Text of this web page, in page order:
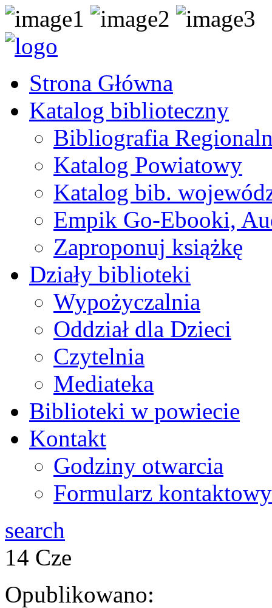
Strona Główna
Katalog biblioteczny
Bibliografia
Katalog Powiatowy
Katalog bib.
Empik Go-Ebooki,
Zaproponuj książkę
Działy biblioteki
Wypożyczalnia
Oddział dla Dzieci
Czytelnia
Mediateka
Biblioteki w powiecie
Kontakt
Godziny otwarcia
Formularz kontaktowy
search
14 Cze
Opublikowano: